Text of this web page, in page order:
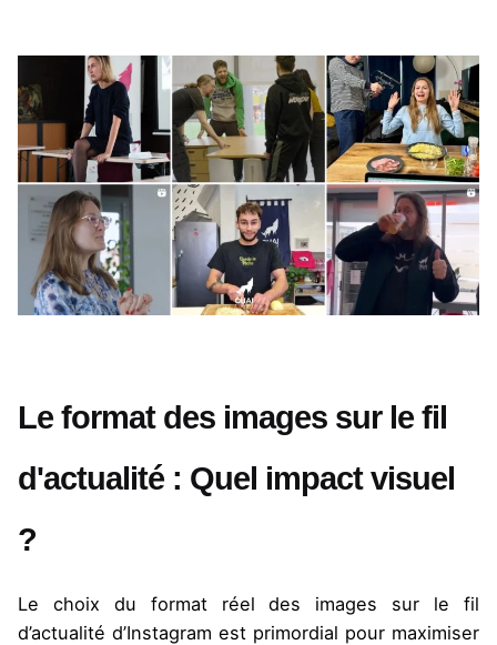
Le format des images sur le fil
d'actualité : Quel impact visuel
?
Le choix du format réel des images sur le fil
d’actualité d’Instagram est primordial pour maximiser